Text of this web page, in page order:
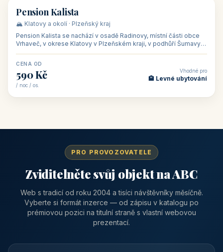
🏡 penzion
Pension Kalista
🏔️ Klatovy a okolí · Plzeňský kraj
Pension Kalista se nachází v osadě Radinovy, místní části obce
Vrhaveč, v okrese Klatovy v Plzeňském kraji, v podhůří Šumavy
CENA OD
590 Kč
/ noc / os.
Vhodné pro
🏨 Levné ubytování
PRO PROVOZOVATELE
Zviditelněte svůj objekt na ABC
Web s tradicí od roku 2004 a tisíci návštěvníky měsíčně.
Vyberte si formát inzerce — od zápisu v katalogu po
prémiovou pozici na titulní straně s vlastní webovou
prezentací.